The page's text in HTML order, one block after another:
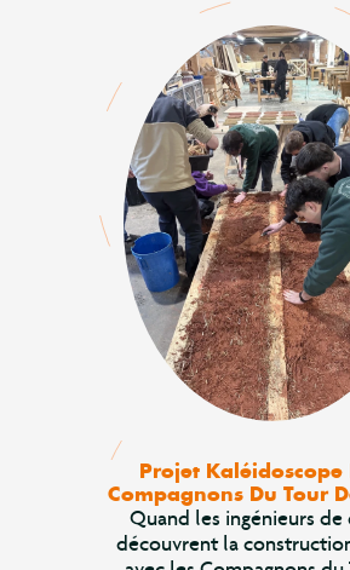
Projet Kaléidoscope
Compagnons Du Tour
Quand les ingénieurs de
découvrent la